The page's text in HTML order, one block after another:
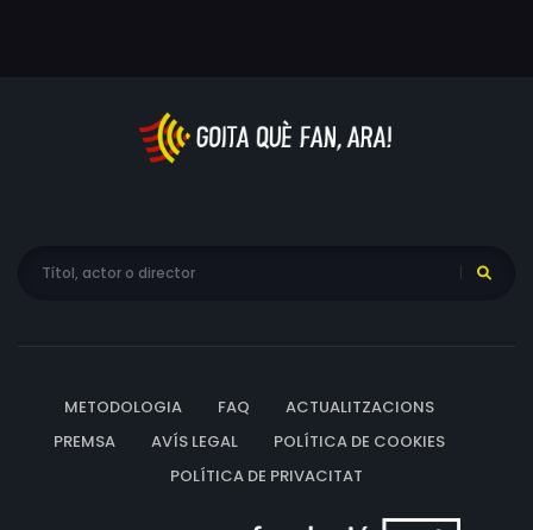
METODOLOGIA FAQ
ACTUALITZACIONS
PREMSA
AVÍS LEGAL
POLÍTICA DE COOKIES
POLÍTICA DE PRIVACITAT